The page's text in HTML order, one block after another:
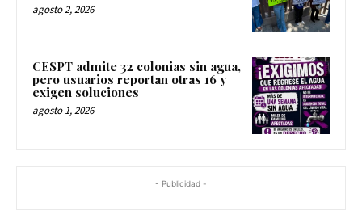
agosto 2, 2026
CESPT admite 32 colonias sin agua,
pero usuarios reportan otras 16 y
exigen soluciones
agosto 1, 2026
- Publicidad -